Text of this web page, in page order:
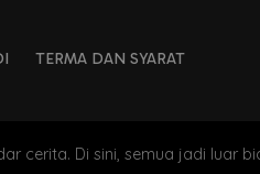
TERMA DAN SYARAT
cerita. Di sini, semua jadi luar